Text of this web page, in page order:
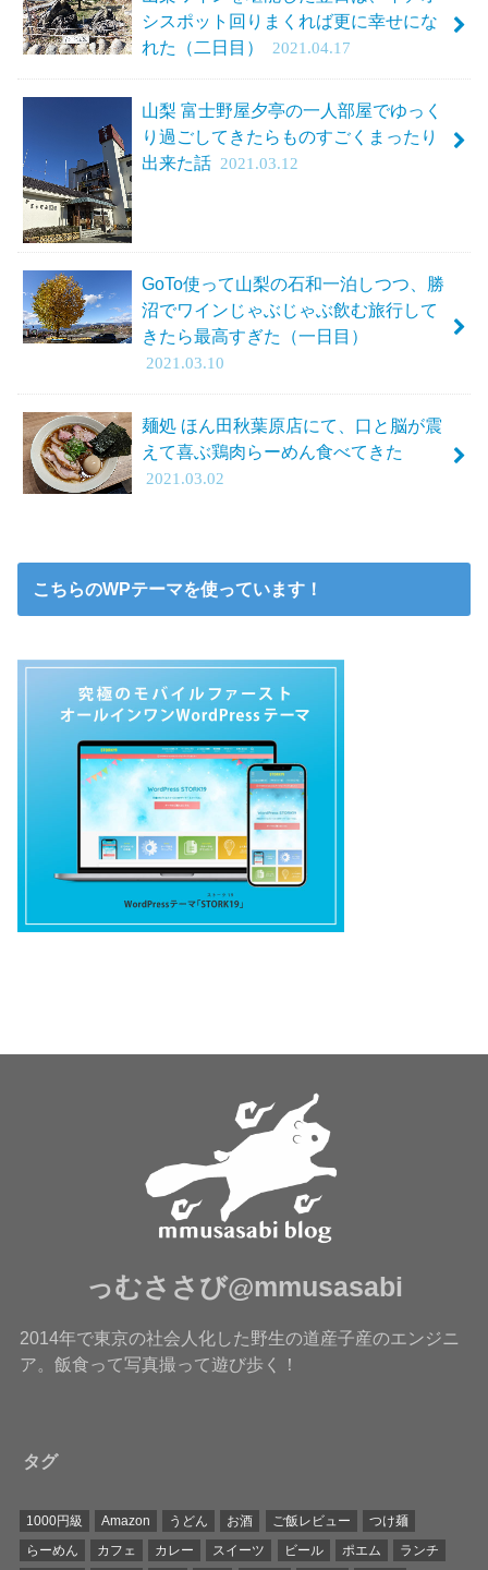
シスポット回りまくれば更に幸せにな
れた（二日目）
2021.04.17
山梨 富士野屋夕亭の一人部屋でゆっく
り過ごしてきたらものすごくまったり
出来た話 2021.03.12
GoTo使って山梨の石和一泊しつつ、勝
沼でワインじゃぶじゃぶ飲む旅行して
きたら最高すぎた（一日目）
2021.03.10
麺処 ほん田秋葉原店にて、口と脳が震
えて喜ぶ鶏肉らーめん食べてきた
2021.03.02
こちらのWPテーマを使っています！
っむささび@mmusasabi
2014年で東京の社会人化した野生の道産子産のエンジニ
ア。飯食って写真撮って遊び歩く！
タグ
1000円級 Amazon うどん お酒 ご飯レビュー
つけ麺
らーめん
カフェ カレー スイーツ ビール ポエム ランチ